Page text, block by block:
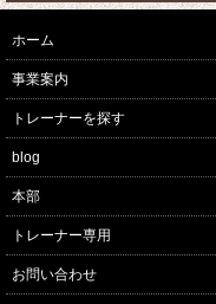
ホーム
事業案内
トレーナーを探す
blog
本部
トレーナー専用
お問い合わせ